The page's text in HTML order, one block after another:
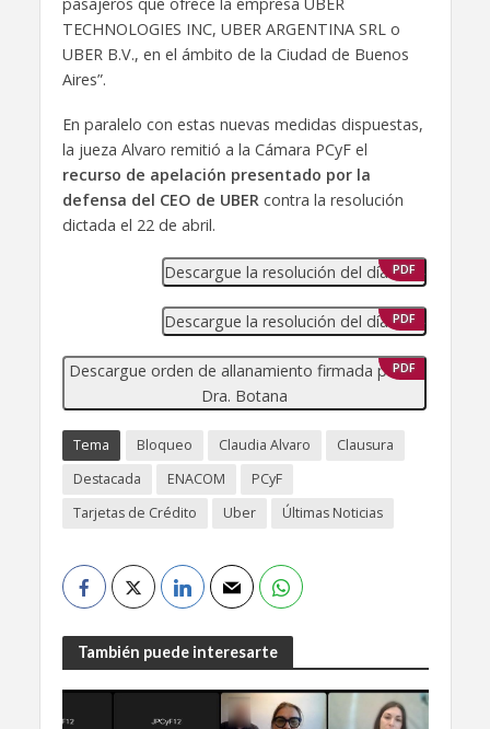
pasajeros que ofrece la empresa UBER
TECHNOLOGIES INC, UBER ARGENTINA SRL o
UBER B.V., en el ámbito de la Ciudad de Buenos
Aires”.
En paralelo con estas nuevas medidas dispuestas,
la jueza Alvaro remitió a la Cámara PCyF el
recurso de apelación presentado por la
defensa del CEO de UBERcontra la resolución
dictada el 22 de abril.
Descargue la resolución del día 28/4
PDF
Descargue la resolución del día 22/4
PDF
Descargue orden de allanamiento firmada por la
Dra. Botana
PDF
Tema Bloqueo Claudia Alvaro
Clausura
Destacada
ENACOM
PCyF
Tarjetas de Crédito
Uber Últimas Noticias
También puede interesarte